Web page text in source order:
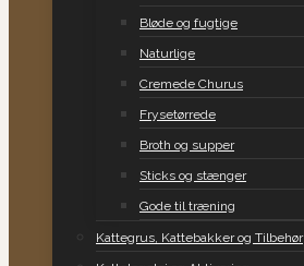
Bløde og fugtige
Naturlige
Cremede Churus
Frysetørrede
Broth og supper
Sticks og stænger
Gode til træning
Kattegrus, Kattebakker og Tilbehør